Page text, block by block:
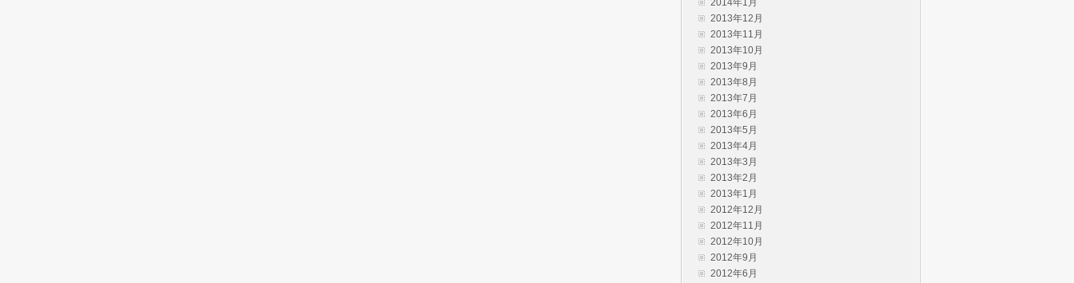
2014年1月
2013年12月
2013年11月
2013年10月
2013年9月
2013年8月
2013年7月
2013年6月
2013年5月
2013年4月
2013年3月
2013年2月
2013年1月
2012年12月
2012年11月
2012年10月
2012年9月
2012年6月